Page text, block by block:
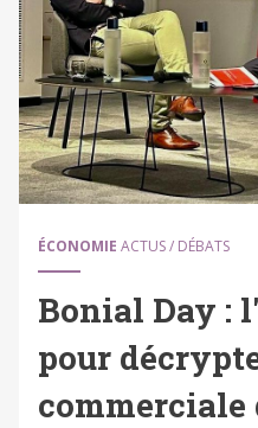
ÉCONOMIE ACTUS / DÉBATS
Bonial Day :
pour
commerciale